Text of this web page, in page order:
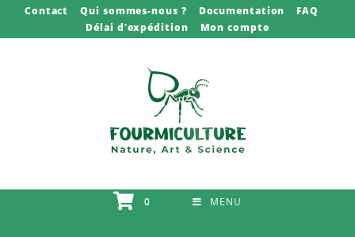
Contact Qui sommes-nous ? Documentation
FAQ
Délai d’expédition
Mon compte
0 MENU